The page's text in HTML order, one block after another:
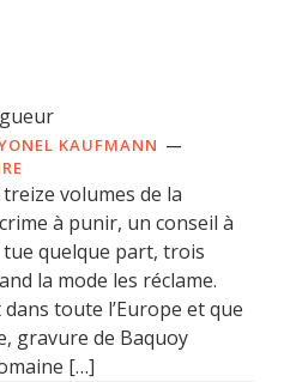
KAUFMANN
volumes de la
à punir, un conseil à
quelque part, trois
la mode les réclame.
toute l’Europe et que
gravure de Baquoy
[…]